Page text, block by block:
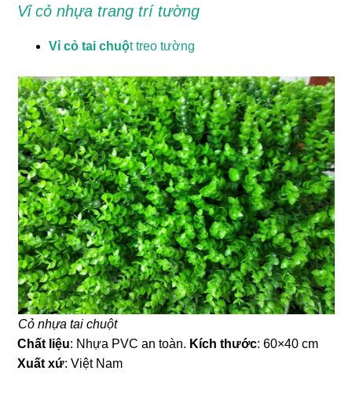
Vỉ cỏ nhựa trang trí tường
Vỉ cỏ tai chuột treo tường
Cỏ nhựa tai chuột
Chất liệu: Nhựa PVC an toàn. Kích thước: 60×40 cm
Xuất xứ: Việt Nam